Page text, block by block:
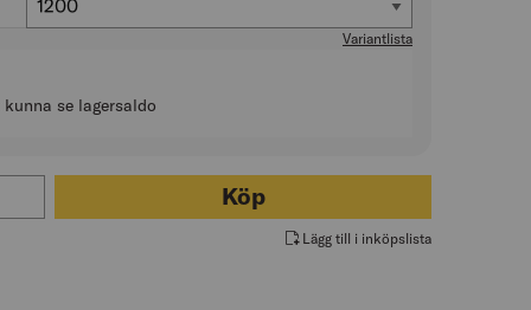
1200
Variantlista
kunna se lagersaldo
Köp
Lägg till i inköpslista